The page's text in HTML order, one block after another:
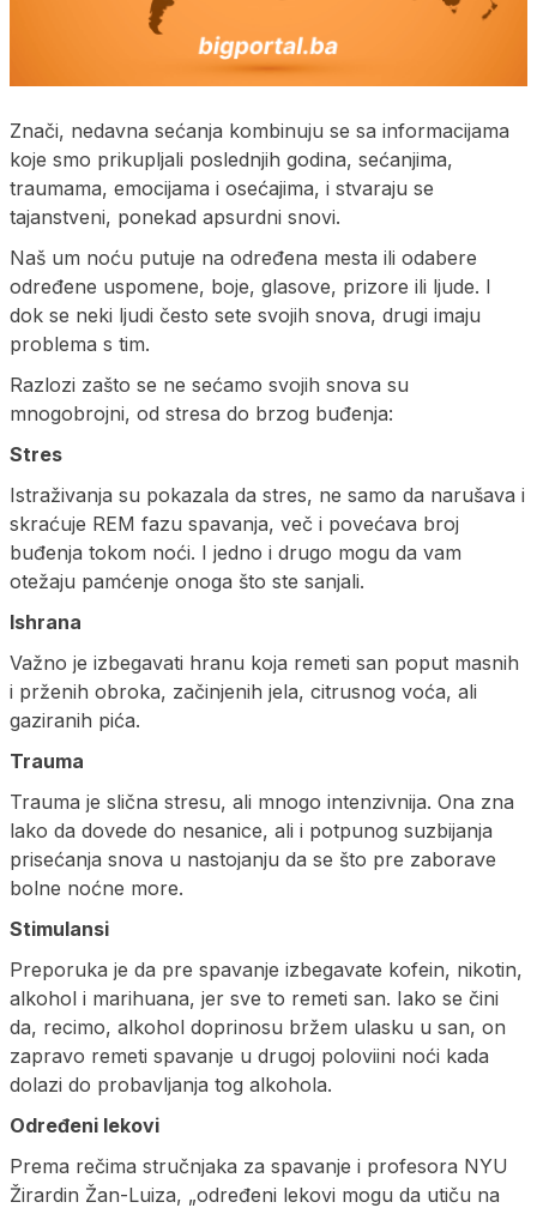
Znači, nedavna sećanja kombinuju se sa informacijama
koje smo prikupljali poslednjih godina, sećanjima,
traumama, emocijama i osećajima, i stvaraju se
tajanstveni, ponekad apsurdni snovi.
Naš um noću putuje na određena mesta ili odabere
određene uspomene, boje, glasove, prizore ili ljude. I
dok se neki ljudi često sete svojih snova, drugi imaju
problema s tim.
Razlozi zašto se ne sećamo svojih snova su
mnogobrojni, od stresa do brzog buđenja:
Stres
Istraživanja su pokazala da stres, ne samo da narušava i
skraćuje REM fazu spavanja, več i povećava broj
buđenja tokom noći. I jedno i drugo mogu da vam
otežaju pamćenje onoga što ste sanjali.
Ishrana
Važno je izbegavati hranu koja remeti san poput masnih
i prženih obroka, začinjenih jela, citrusnog voća, ali
gaziranih pića.
Trauma
Trauma je slična stresu, ali mnogo intenzivnija. Ona zna
lako da dovede do nesanice, ali i potpunog suzbijanja
prisećanja snova u nastojanju da se što pre zaborave
bolne noćne more.
Stimulansi
Preporuka je da pre spavanje izbegavate kofein, nikotin,
alkohol i marihuana, jer sve to remeti san. Iako se čini
da, recimo, alkohol doprinosu bržem ulasku u san, on
zapravo remeti spavanje u drugoj poloviini noći kada
dolazi do probavljanja tog alkohola.
Određeni lekovi
Prema rečima stručnjaka za spavanje i profesora NYU
Žirardin Žan-Luiza, „određeni lekovi mogu da utiču na